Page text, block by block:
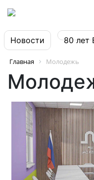
Новости 80 лет
Главная Молодежь